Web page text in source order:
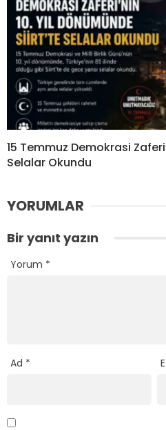
15 Temmuz Demokrasi
Selalar Okundu
YORUMLAR
Bir yanıt yazın
Yorum *
Ad *